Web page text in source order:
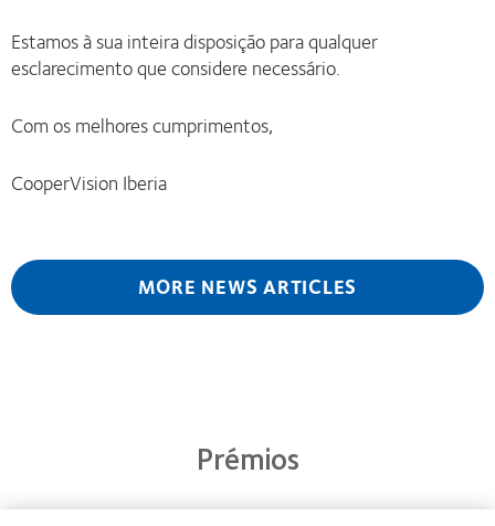
Estamos à sua inteira disposição para qualquer
esclarecimento que considere necessário.
Com os melhores cumprimentos,
CooperVision Iberia
MORE NEWS ARTICLES
Prémios